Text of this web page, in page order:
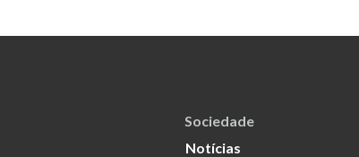
Sociedade
Notícias